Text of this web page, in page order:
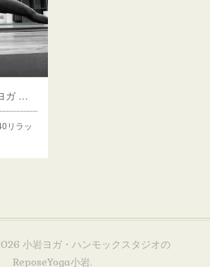
本日リラックスヨガ 空きがでました☆
リラッ
小岩ヨガ・ハンモックスタジオの
ReposeYoga小岩.